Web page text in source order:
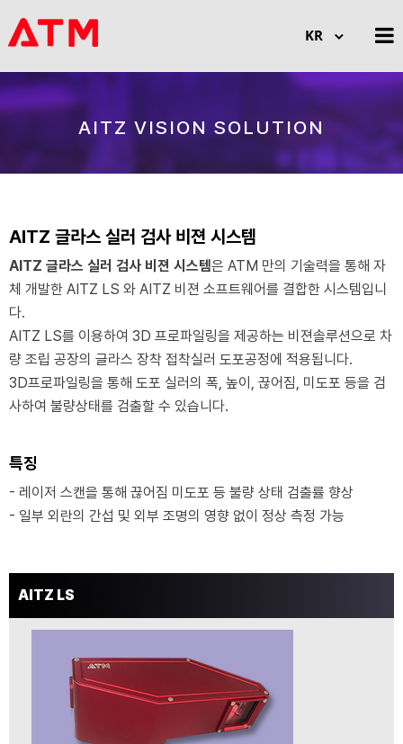
KR
AITZ 3D PRODUCT
AITZ 3D AREA SCAN
AITZ 3D LASER SCAN
AITZ 타이어 장착 비젼 시스템
AITZ 글라스 실러 검사비젼 시스템
AITZ 모니터링 시스템
산업용 로봇 모니터링 시스템 RB-300
오븐 부스 모니터링 시스템 OV-300
Contact US
특허 및 인증서
AITZ VISION SOLUTION
AITZ 글라스 실러 검사 비젼 시스템
AITZ 글라스 실러 검사 비젼 시스템은 ATM 만의 기술력을 통해 자
체 개발한 AITZ LS 와 AITZ 비젼 소프트웨어를 결합한 시스템입니
다.
AITZ LS를 이용하여 3D 프로파일링을 제공하는 비젼솔루션으로 차
량 조립 공장의 글라스 장착 접착실러 도포공정에 적용됩니다.
3D프로파일링을 통해 도포 실러의 폭, 높이, 끊어짐, 미도포 등을 검
사하여 불량상태를 검출할 수 있습니다.
특징
- 레이저 스캔을 통해 끊어짐 미도포 등 불량 상태 검출률 향상
- 일부 외란의 간섭 및 외부 조명의 영향 없이 정상 측정 가능
AITZ LS